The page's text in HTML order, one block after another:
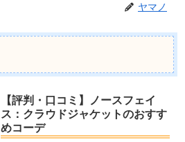
ヤマノ
【評判・口コミ】ノースフェイ
ス：クラウドジャケットのおすす
めコーデ